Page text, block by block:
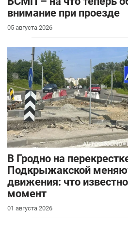
внимание при проезде
05 августа 2026
В Гродно на
Подкрыжакской
движения: что
момент
01 августа 2026